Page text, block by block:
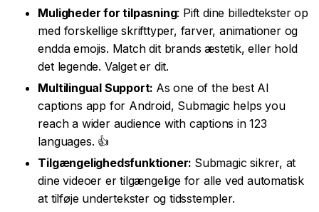
Muligheder for tilpasning: Pift dine billedtekster op
med forskellige skrifttyper, farver, animationer og
endda emojis. Match dit brands æstetik, eller hold
det legende. Valget er dit.
Multilingual Support: As one of the best AI
captions app for Android, Submagic helps you
reach a wider audience with captions in 123
languages. 👍
Tilgængelighedsfunktioner: Submagic sikrer, at
dine videoer er tilgængelige for alle ved automatisk
at tilføje undertekster og tidsstempler.